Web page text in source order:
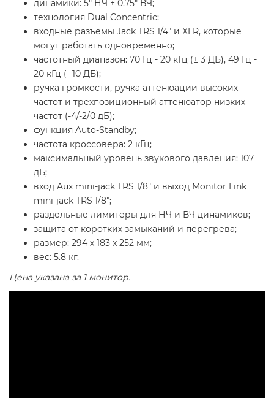
динамики: 5" НЧ + 0.75" ВЧ;
технология Dual Concentric;
входные разъемы Jack TRS 1/4" и XLR, которые
могут работать одновременно;
частотный диапазон: 70 Гц - 20 кГц (± 3 ДБ), 49 Гц -
20 кГц (- 10 ДБ);
ручка громкости, ручка аттенюации высоких
частот и трехпозиционный аттенюатор низких
частот (-4/-2/0 дБ);
функция Auto-Standby;
частота кроссовера: 2 кГц;
максимальный уровень звукового давления: 107
дБ;
вход Aux mini-jack TRS 1/8" и выход Monitor Link
mini-jack TRS 1/8";
раздельные лимитеры для НЧ и ВЧ динамиков;
защита от коротких замыканий и перегрева;
размер: 294 х 183 х 252 мм;
вес: 5.8 кг.
Цена указана за 1 монитор.